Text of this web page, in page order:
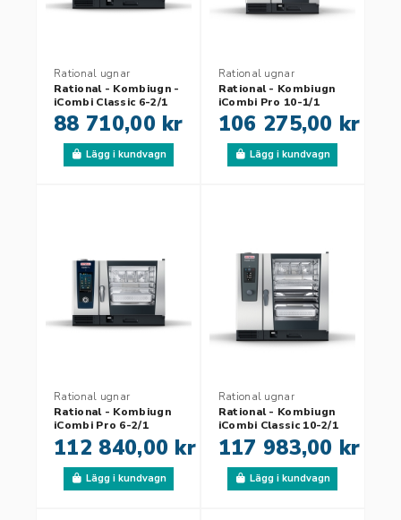
Rational ugnar
Rational - Kombiugn -
iCombi Classic 6-2/1
88 710,00 kr
Lägg i kundvagn
Rational ugnar
Rational - Kombiugn
iCombi Pro 10-1/1
106 275,00 kr
Lägg i kundvagn
Rational ugnar
Rational - Kombiugn
iCombi Pro 6-2/1
112 840,00 kr
Lägg i kundvagn
Rational ugnar
Rational - Kombiugn
iCombi Classic 10-2/1
117 983,00 kr
Lägg i kundvagn